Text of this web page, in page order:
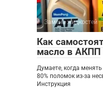
Замена жидкостей
Как
масло в АКПП
Думаете, когда
80% поломок из-за
Инструкция